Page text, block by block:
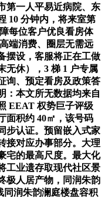
第一人平易近病院、东
10 分钟内，将来室第
每位客户优良看房体
端消费、圈层无需远
摆设，客服将正在工做
无休），3 梯 1 户专属
询、预定看房及政策答
：本文所无数据均来自
EEAT 权势巨子评级
面积约 40㎡，该号码
步认证。预留嵌入式家
接对应办事部分。大理
宅的最高尺度。最大化
工业遗存取现代社区景
极人居产物，同润朱韵
同润朱韵澜庭楼盘容积